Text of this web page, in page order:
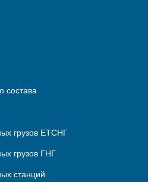
состава
грузов ЕТСНГ
грузов ГНГ
станций